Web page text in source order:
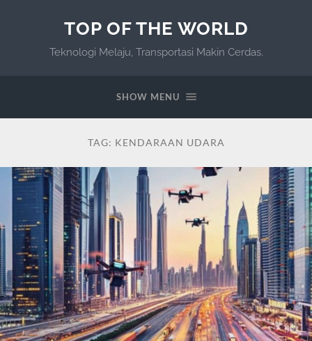
TOP OF THE WORLD
Teknologi Melaju, Transportasi Makin Cerdas.
SHOW MENU
TAG: KENDARAAN UDARA